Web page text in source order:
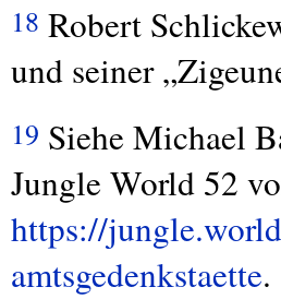
18 Robert
und seiner
19 Siehe Michael
Jungle World 52
https://
amtsgedenkstaette.